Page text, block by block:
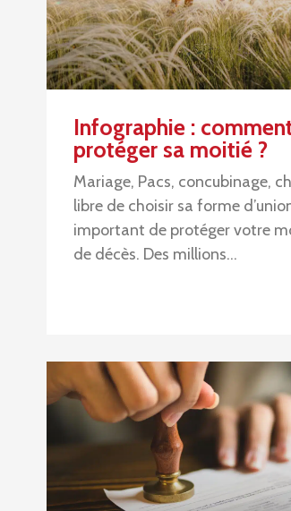
Infographie :
protéger sa moitié ?
Mariage, Pacs, concubinage,
libre de choisir sa forme
important de protéger votre
de décès. Des millions…